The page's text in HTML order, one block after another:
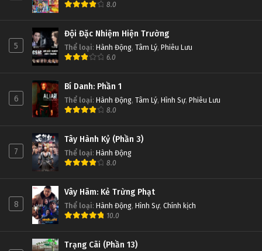
8.0
5
Đội Đặc Nhiệm Hiện Trường
Thể loại: Hành Động, Tâm Lý, Phiêu Lưu
6.0
6
Bí Danh: Phần 1
Thể loại: Hành Động, Tâm Lý, Hình Sự, Phiêu Lưu
8.0
7
Tây Hành Kỷ (Phần 3)
Thể loại: Hành Động
8.0
8
Vây Hãm: Kẻ Trừng Phạt
Thể loại: Hành Động, Hình Sự, Chính kịch
10.0
Trạng Cãi (Phần 13)